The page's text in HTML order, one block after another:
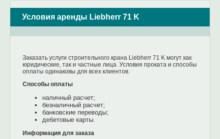
Условия аренды Liebherr 71 K
Заказать услуги строительного крана Liebherr 71 K могут как
юридические, так и частные лица. Условия проката и способы
оплаты одинаковы для всех клиентов.
Способы оплаты
наличный расчет;
безналичный расчет;
банковские переводы;
дебетовые карты.
Информация для заказа